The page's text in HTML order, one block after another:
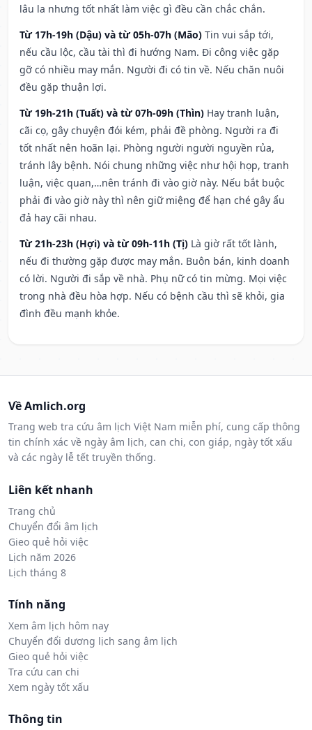
lâu la nhưng tốt nhất làm việc gì đều cần chắc chắn.
Từ 17h-19h (Dậu) và từ 05h-07h (Mão) Tin vui sắp tới,
nếu cầu lộc, cầu tài thì đi hướng Nam. Đi công việc gặp
gỡ có nhiều may mắn. Người đi có tin về. Nếu chăn nuôi
đều gặp thuận lợi.
Từ 19h-21h (Tuất) và từ 07h-09h (Thìn) Hay tranh luận,
cãi cọ, gây chuyện đói kém, phải đề phòng. Người ra đi
tốt nhất nên hoãn lại. Phòng người người nguyền rủa,
tránh lây bệnh. Nói chung những việc như hội họp, tranh
luận, việc quan,…nên tránh đi vào giờ này. Nếu bắt buộc
phải đi vào giờ này thì nên giữ miệng để hạn ché gây ẩu
đả hay cãi nhau.
Từ 21h-23h (Hợi) và từ 09h-11h (Tị) Là giờ rất tốt lành,
nếu đi thường gặp được may mắn. Buôn bán, kinh doanh
có lời. Người đi sắp về nhà. Phụ nữ có tin mừng. Mọi việc
trong nhà đều hòa hợp. Nếu có bệnh cầu thì sẽ khỏi, gia
đình đều mạnh khỏe.
Về Amlich.org
Trang web tra cứu âm lịch Việt Nam miễn phí, cung cấp thông
tin chính xác về ngày âm lịch, can chi, con giáp, ngày tốt xấu
và các ngày lễ tết truyền thống.
Liên kết nhanh
Trang chủ
Chuyển đổi âm lịch
Gieo quẻ hỏi việc
Lịch năm 2026
Lịch tháng 8
Tính năng
Xem âm lịch hôm nay
Chuyển đổi dương lịch sang âm lịch
Gieo quẻ hỏi việc
Tra cứu can chi
Xem ngày tốt xấu
Thông tin